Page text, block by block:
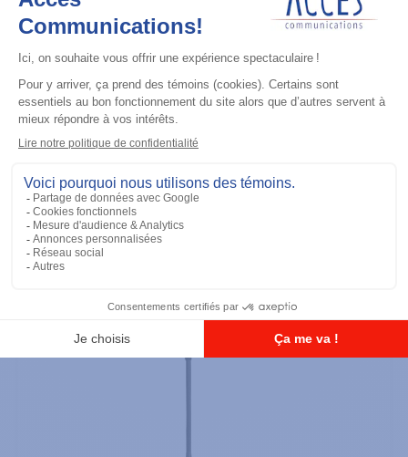
Radios portatives
DTR700 900M Spread Spectrum,
Licence Free, With Display, Limited
Keypad